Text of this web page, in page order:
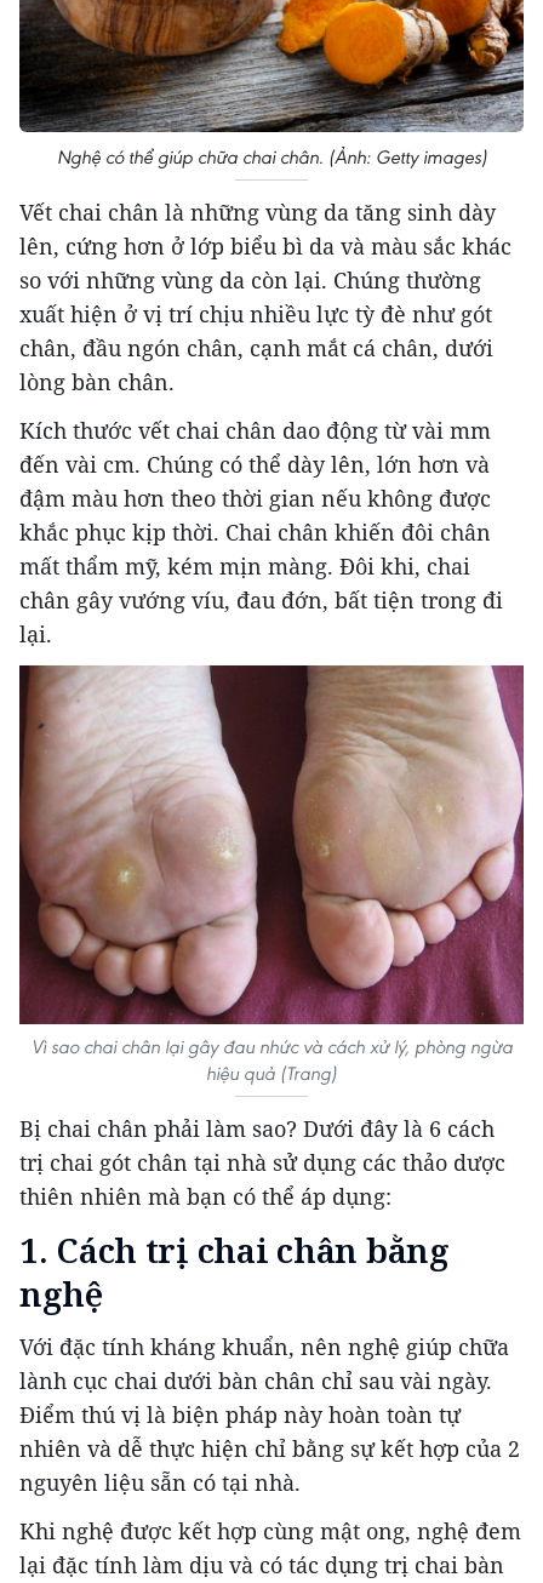
Nghệ có thể giúp chữa chai chân. (Ảnh: Getty images)
Vết chai chân là những vùng da tăng sinh dày
lên, cứng hơn ở lớp biểu bì da và màu sắc khác
so với những vùng da còn lại. Chúng thường
xuất hiện ở vị trí chịu nhiều lực tỳ đè như gót
chân, đầu ngón chân, cạnh mắt cá chân, dưới
lòng bàn chân.
Kích thước vết chai chân dao động từ vài mm
đến vài cm. Chúng có thể dày lên, lớn hơn và
đậm màu hơn theo thời gian nếu không được
khắc phục kịp thời. Chai chân khiến đôi chân
mất thẩm mỹ, kém mịn màng. Đôi khi, chai
chân gây vướng víu, đau đớn, bất tiện trong đi
lại.
Vì sao chai chân lại gây đau nhức và cách xử lý, phòng ngừa
hiệu quả (Trang)
Bị chai chân phải làm sao? Dưới đây là 6 cách
trị chai gót chân tại nhà sử dụng các thảo dược
thiên nhiên mà bạn có thể áp dụng:
1. Cách trị chai chân bằng
nghệ
Với đặc tính kháng khuẩn, nên nghệ giúp chữa
lành cục chai dưới bàn chân chỉ sau vài ngày.
Điểm thú vị là biện pháp này hoàn toàn tự
nhiên và dễ thực hiện chỉ bằng sự kết hợp của 2
nguyên liệu sẵn có tại nhà.
Khi nghệ được kết hợp cùng mật ong, nghệ đem
lại đặc tính làm dịu và có tác dụng trị chai bàn